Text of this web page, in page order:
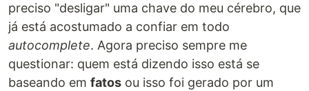
preciso "desligar" uma chave do meu cérebro, que
já está acostumado a confiar em todo
autocomplete. Agora preciso sempre me
questionar: quem está dizendo isso está se
baseando em fatos ou isso foi gerado por um